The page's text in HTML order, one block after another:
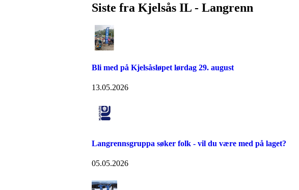
Siste fra Kjelsås IL - Langrenn
Bli med på Kjelsåsløpet lørdag 29. august
13.05.2026
Langrennsgruppa søker folk - vil du være med på laget?
05.05.2026